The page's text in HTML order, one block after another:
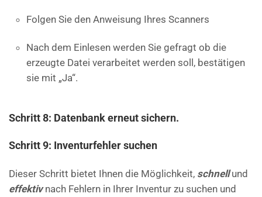
Folgen Sie den Anweisung Ihres Scanners
Nach dem Einlesen werden Sie gefragt ob die
erzeugte Datei verarbeitet werden soll, bestätigen
sie mit „Ja“.
Schritt 8: Datenbank erneut sichern.
Schritt 9: Inventurfehler suchen
Dieser Schritt bietet Ihnen die Möglichkeit, schnell und
effektiv nach Fehlern in Ihrer Inventur zu suchen und